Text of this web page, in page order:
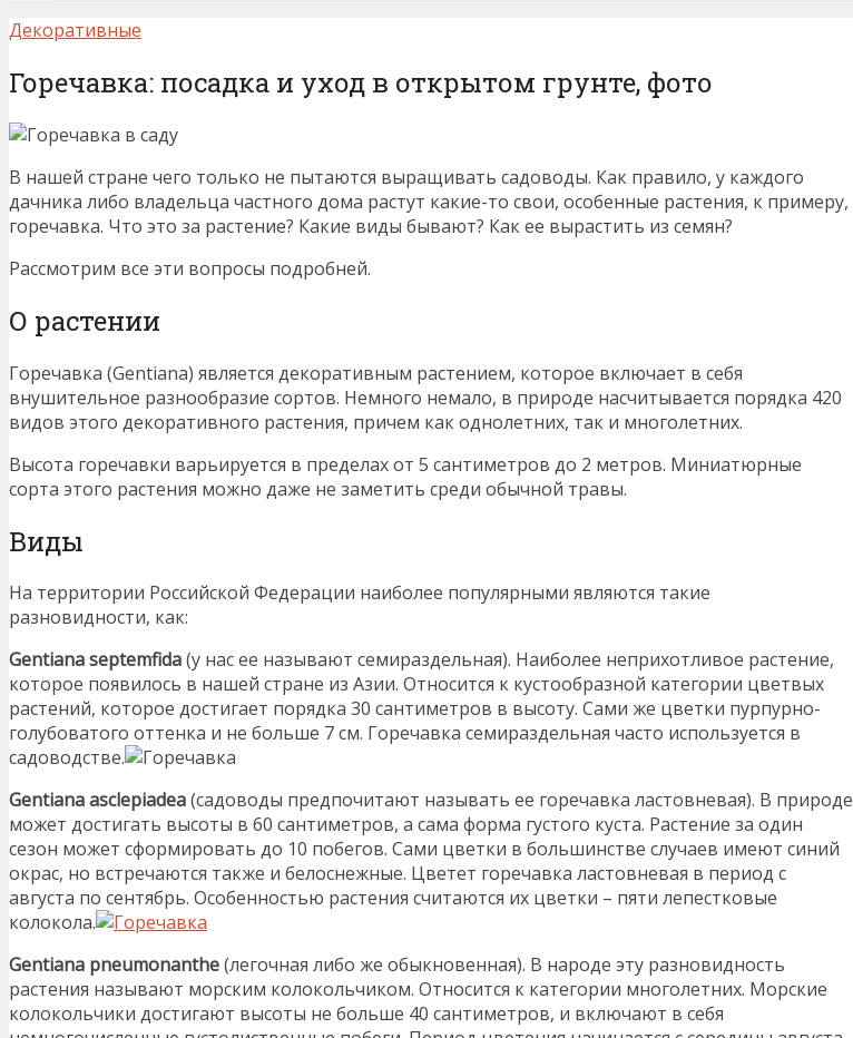
Декоративные
Горечавка: посадка и уход в открытом грунте, фото
В нашей стране чего только не пытаются выращивать садоводы. Как правило, у каждого
дачника либо владельца частного дома растут какие-то свои, особенные растения, к примеру,
горечавка. Что это за растение? Какие виды бывают? Как ее вырастить из семян?
Рассмотрим все эти вопросы подробней.
О растении
Горечавка (Gentiana) является декоративным растением, которое включает в себя
внушительное разнообразие сортов. Немного немало, в природе насчитывается порядка 420
видов этого декоративного растения, причем как однолетних, так и многолетних.
Высота горечавки варьируется в пределах от 5 сантиметров до 2 метров. Миниатюрные
сорта этого растения можно даже не заметить среди обычной травы.
Виды
На территории Российской Федерации наиболее популярными являются такие
разновидности, как:
Gentiana septemfida(у нас ее называют семираздельная). Наиболее неприхотливое растение,
которое появилось в нашей стране из Азии. Относится к кустообразной категории цветвых
растений, которое достигает порядка 30 сантиметров в высоту. Сами же цветки пурпурно-
голубоватого оттенка и не больше 7 см. Горечавка семираздельная часто используется в
садоводстве.
Gentiana asclepiadea(садоводы предпочитают называть ее горечавка ластовневая). В природе
может достигать высоты в 60 сантиметров, а сама форма густого куста. Растение за один
сезон может сформировать до 10 побегов. Сами цветки в большинстве случаев имеют синий
окрас, но встречаются также и белоснежные. Цветет горечавка ластовневая в период с
августа по сентябрь. Особенностью растения считаются их цветки – пяти лепестковые
колокола.
Gentiana pneumonanthe(легочная либо же обыкновенная). В народе эту разновидность
растения называют морским колокольчиком. Относится к категории многолетних. Морские
колокольчики достигают высоты не больше 40 сантиметров, и включают в себя